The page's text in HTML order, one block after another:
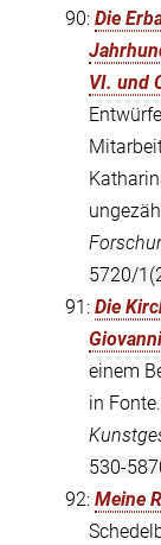
90: Die
VI. und
5720/
91: Die
einem
in
530-
92: Meine